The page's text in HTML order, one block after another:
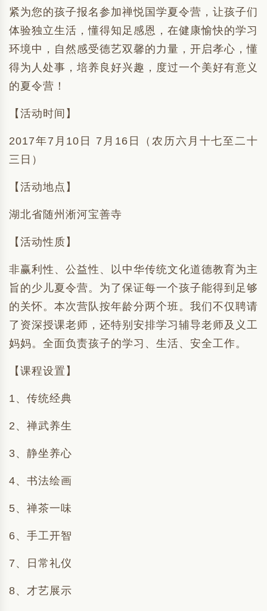
紧为您的孩子报名参加禅悦国学夏令营，让孩子们
体验独立生活，懂得知足感恩，在健康愉快的学习
环境中，自然感受德艺双馨的力量，开启孝心，懂
得为人处事，培养良好兴趣，度过一个美好有意义
的夏令营！
【活动时间】
2017年7月10日 7月16日（农历六月十七至二十
三日）
【活动地点】
湖北省随州淅河宝善寺
【活动性质】
非赢利性、公益性、以中华传统文化道德教育为主
旨的少儿夏令营。为了保证每一个孩子能得到足够
的关怀。本次营队按年龄分两个班。我们不仅聘请
了资深授课老师，还特别安排学习辅导老师及义工
妈妈。全面负责孩子的学习、生活、安全工作。
【课程设置】
1、传统经典
2、禅武养生
3、静坐养心
4、书法绘画
5、禅茶一味
6、手工开智
7、日常礼仪
8、才艺展示